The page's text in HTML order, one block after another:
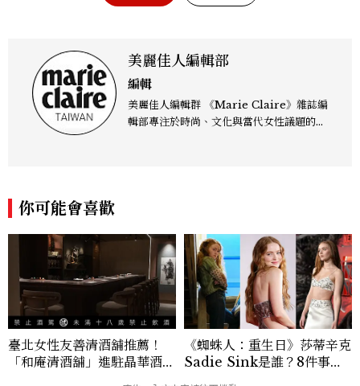
美麗佳人編輯部
編輯
美麗佳人編輯群 《Marie Claire》雜誌編
輯部專注於時尚、文化與當代女性議題的深
度的內容。 《Marie Claire》始終以敏銳
視角與編輯直覺，引領讀者探索女性多元面
貌與生活品味風格的無限可能。
你可能會喜歡
臺北女性友善清酒舖推薦！
「和庵清酒舖」進駐晶華酒
《蜘蛛人：重生日》莎蒂辛克
Sadie Sink是誰？8件事認